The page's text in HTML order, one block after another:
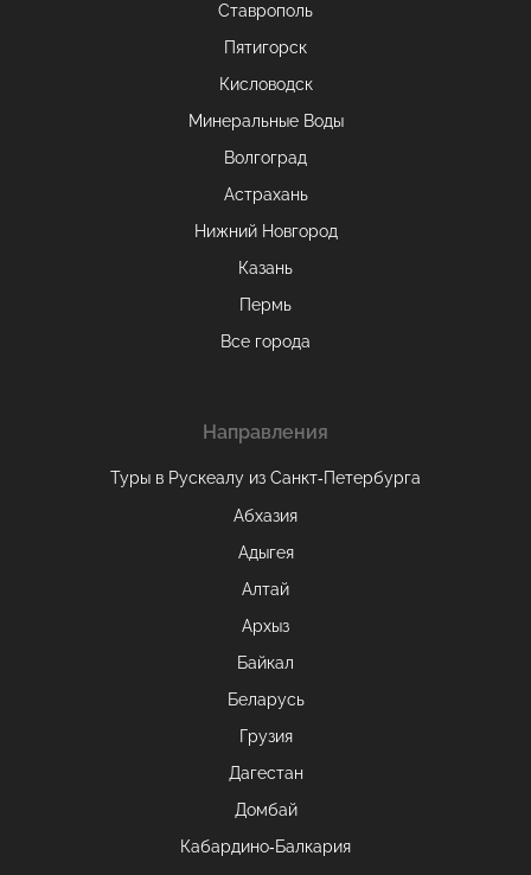
Ставрополь
Пятигорск
Кисловодск
Минеральные Воды
Волгоград
Астрахань
Нижний Новгород
Казань
Пермь
Все города
Направления
Туры в Рускеалу из Санкт‑Петербурга
Абхазия
Адыгея
Алтай
Архыз
Байкал
Беларусь
Грузия
Дагестан
Домбай
Кабардино-Балкария